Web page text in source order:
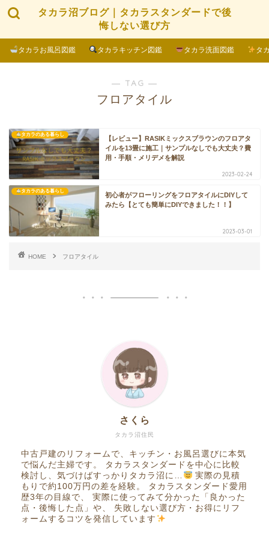
タカラ沼ブログ｜タカラスタンダードで後
悔しない選び方
タカラお風呂図鑑 タカラキッチン図鑑 タカラ洗面図鑑 タ
― TAG ―
フロアタイル
タカラのある暮らし
【レビュー】RASIKミックスブラウンのフロアタ
イルを13畳に施工｜サンプルなしでも大丈夫？費
用・手順・メリデメを解説
2023-02-24
タカラのある暮らし
初心者がフローリングをフロアタイルにDIYして
みたら【とても簡単にDIYできました！！】
2023-03-01
HOME フロアタイル
タカラ沼住民
さくら
中古戸建のリフォームで、キッチン・お風呂選びに本気
で悩んだ主婦です。 タカラスタンダードを中心に比較
検討し、気づけばすっかりタカラ沼に…
実際の見積
もりで約100万円の差を経験。 タカラスタンダード愛用
歴3年の目線で、 実際に使ってみて分かった「良かった
点・後悔した点」や、 失敗しない選び方・お得にリフ
ォームするコツを発信しています